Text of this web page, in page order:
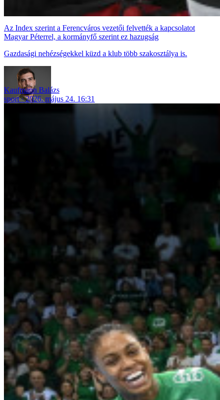
Az Index szerint a Ferencváros vezetői felvették a kapcsolatot
Magyar Péterrel, a kormányfő szerint ez hazugság
Gazdasági nehézségekkel küzd a klub több szakosztálya is.
Kaufmann Balázs
sport
2026. május 24. 16:31